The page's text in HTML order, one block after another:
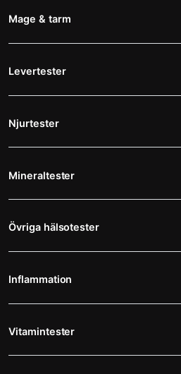
Mage & tarm
Levertester
Njurtester
Mineraltester
Övriga hälsotester
Inflammation
Vitamintester